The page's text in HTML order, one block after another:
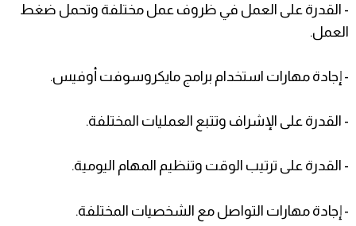
- القدرة على العمل في ظروف عمل مختلفة وتحمل ضغط
العمل.
- إجادة مهارات استخدام برامج مايكروسوفت أوفيس.
- القدرة على الإشراف وتتبع العمليات المختلفة.
- القدرة على ترتيب الوقت وتنظيم المهام اليومية.
- إجادة مهارات التواصل مع الشخصيات المختلفة.